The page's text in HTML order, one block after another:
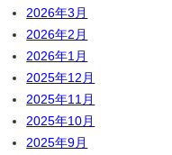
2026年3月
2026年2月
2026年1月
2025年12月
2025年11月
2025年10月
2025年9月